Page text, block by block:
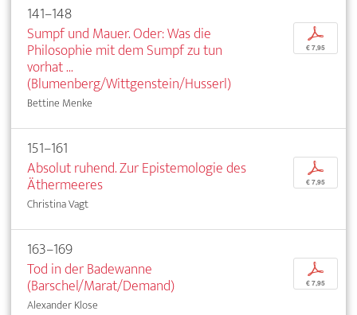
141–148
Sumpf und Mauer. Oder: Was die
Philosophie mit dem Sumpf zu tun
vorhat ...
(Blumenberg/Wittgenstein/Husserl)
Bettine Menke
p
€ 7,95
151–161
Absolut ruhend. Zur Epistemologie des
Äthermeeres
Christina Vagt
p
€ 7,95
163–169
Tod in der Badewanne
(Barschel/Marat/Demand)
Alexander Klose
p
€ 7,95